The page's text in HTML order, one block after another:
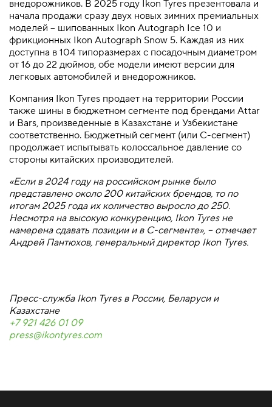
внедорожников. В 2025 году Ikon Tyres презентовала и
начала продажи сразу двух новых зимних премиальных
моделей – шипованных Ikon Autograph Ice 10 и
фрикционных Ikon Autograph Snow 5. Каждая из них
доступна в 104 типоразмерах с посадочным диаметром
от 16 до 22 дюймов, обе модели имеют версии для
легковых автомобилей и внедорожников.
Компания Ikon Tyres продает на территории России
также шины в бюджетном сегменте под брендами Attar
и Bars, произведенные в Казахстане и Узбекистане
соответственно. Бюджетный сегмент (или С-сегмент)
продолжает испытывать колоссальное давление со
стороны китайских производителей.
«Если в 2024 году на российском рынке было
представлено около 200 китайских брендов, то по
итогам 2025 года их количество выросло до 250.
Несмотря на высокую конкуренцию, Ikon Tyres не
намерена сдавать позиции и в С-сегменте», – отмечает
Андрей Пантюхов, генеральный директор Ikon Tyres.
Пресс-служба Ikon Tyres в России, Беларуси и
Казахстане
+7 921 426 01 09
press@ikontyres.com